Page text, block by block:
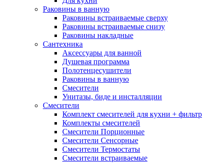
Раковины в ванную
Раковины встраиваемые сверху
Раковины встраиваемые снизу
Раковины накладные
Сантехника
Аксессуары для ванной
Душевая программа
Полотенцесушители
Раковины в ванную
Смесители
Унитазы, биде и инсталляции
Смесители
Комплект смесителей для кухни + фильтр
Комплекты смесителей
Смесители Порционные
Смесители Сенсорные
Смесители Термостаты
Смесители встраиваемые